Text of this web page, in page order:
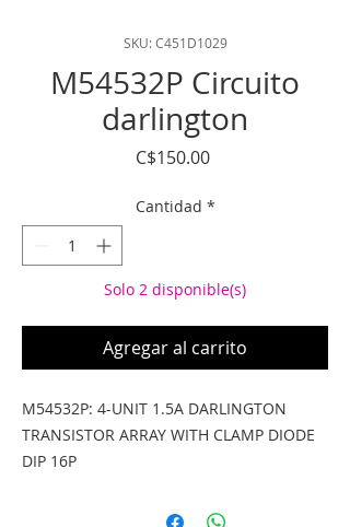
SKU: C451D1029
M54532P Circuito
darlington
C$150.00Precio
Cantidad *
Solo 2 disponible(s)
Agregar al carrito
M54532P: 4-UNIT 1.5A DARLINGTON
TRANSISTOR ARRAY WITH CLAMP DIODE
DIP 16P